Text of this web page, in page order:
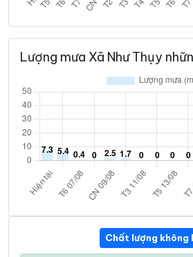
Lượng mưa Xã Như Thụy
Chất lượng không